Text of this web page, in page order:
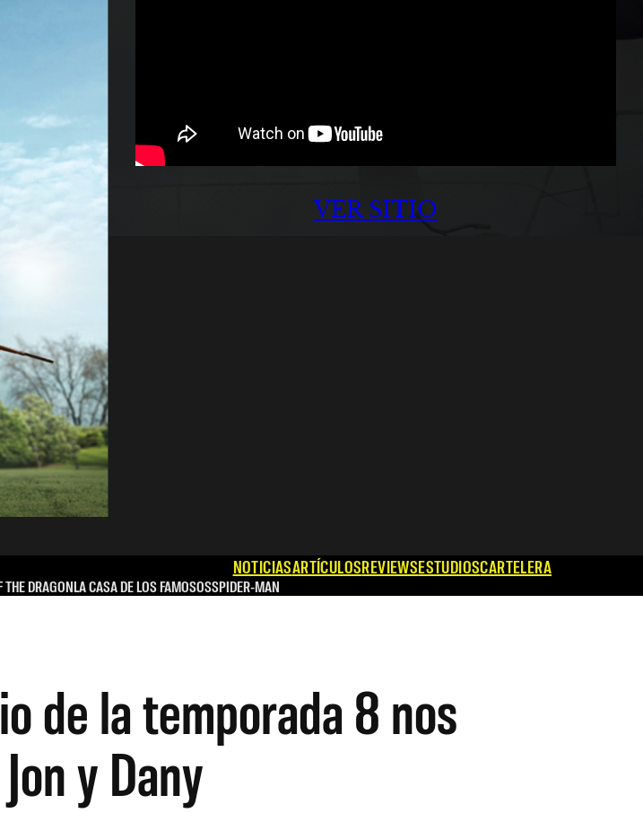
VER SITIO
NOTICIASARTÍCULOSREVIEWSESTUDIOSCARTELERA
THE DRAGONLA CASA DE LOS FAMOSOSSPIDER-MAN
de la temporada 8 nos
y Dany